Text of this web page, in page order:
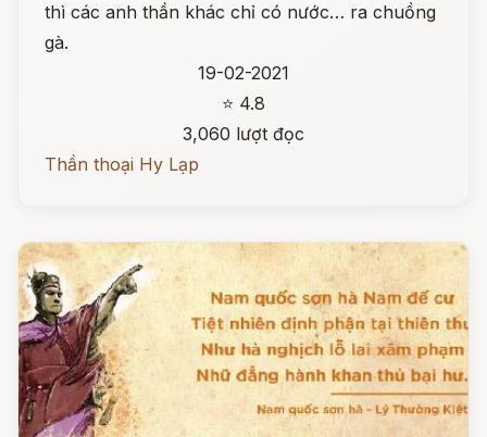
thì các anh thần khác chỉ có nước… ra chuồng
gà.
19-02-2021
⭐ 4.8
3,060 lượt đọc
Thần thoại Hy Lạp